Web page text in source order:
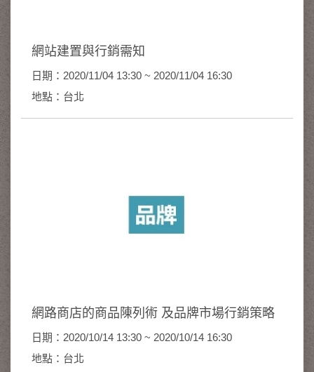
網站建置與行銷需知
日期：2020/11/04 13:30 ~ 2020/11/04 16:30
地點：台北
網路商店的商品陳列術 及品牌市場行銷策略
日期：2020/10/14 13:30 ~ 2020/10/14 16:30
地點：台北